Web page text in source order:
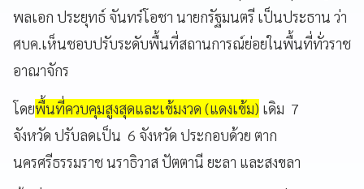
พลเอก ประยุทธ์ จันทร์โอชา นายกรัฐมนตรี เป็นประธาน ว่า
ศบค.เห็นชอบปรับระดับพื้นที่สถานการณ์ย่อยในพื้นที่ทั่วราช
อาณาจักร
โดยพื้นที่ควบคุมสูงสุดและเข้มงวด (แดงเข้ม) เดิม 7
จังหวัด ปรับลดเป็น 6 จังหวัด ประกอบด้วย ตาก
นครศรีธรรมราช นราธิวาส ปัตตานี ยะลา และสงขลา